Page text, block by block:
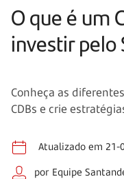
O que é um
investir pelo
Conheça as
CDBs e crie
Atualizado em 21-
por Equipe